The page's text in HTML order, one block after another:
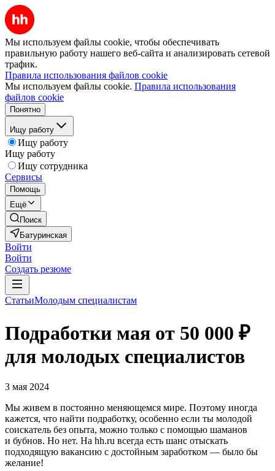
Мы используем файлы cookie, чтобы обеспечивать
правильную работу нашего веб-сайта и анализировать сетевой
трафик.
Правила использования файлов cookie
Мы используем файлы cookie. Правила использования
файлов cookie
Понятно
Ищу работу
Ищу работу
Ищу работу
Ищу сотрудника
Сервисы
Помощь
Ещё
Поиск
Батуринская
Войти
Войти
Создать резюме
СтатьиМолодым специалистам
Подработки мая от 50 000 ₽
для молодых специалистов
3 мая 2024
Мы живем в постоянно меняющемся мире. Поэтому иногда
кажется, что найти подработку, особенно если ты молодой
соискатель без опыта, можно только с помощью шаманов
и бубнов. Но нет. На hh.ru всегда есть шанс отыскать
подходящую вакансию с достойным заработком — было бы
желание!